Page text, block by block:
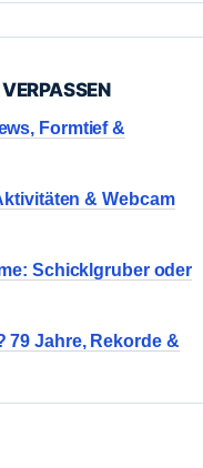
Formtief &
& Webcam
Schicklgruber oder
79 Jahre, Rekorde &